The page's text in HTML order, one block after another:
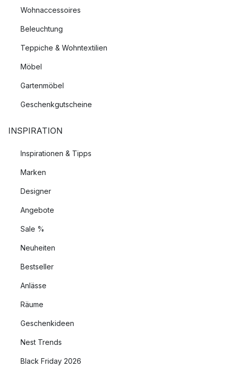
Wohnaccessoires
Beleuchtung
Teppiche & Wohntextilien
Möbel
Gartenmöbel
Geschenkgutscheine
INSPIRATION
Inspirationen & Tipps
Marken
Designer
Angebote
Sale %
Neuheiten
Bestseller
Anlässe
Räume
Geschenkideen
Nest Trends
Black Friday 2026